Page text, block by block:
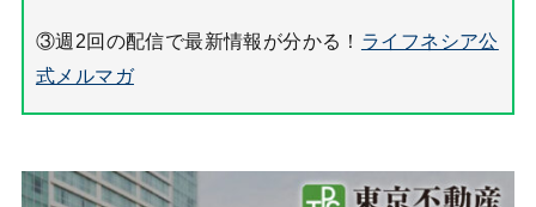
③週2回の配信で最新情報が分かる！ ライフネシア公
式メルマガ